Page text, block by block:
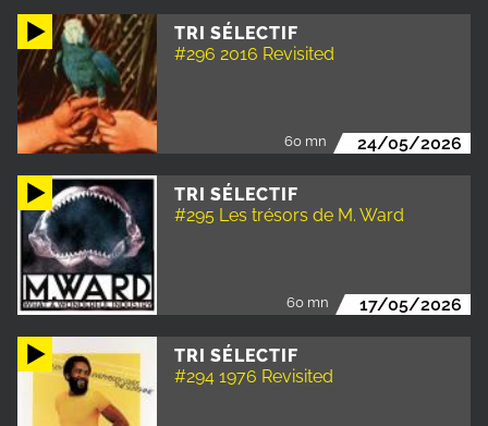
TRI SÉLECTIF
#296 2016 Revisited
60 mn 24/05/2026
TRI SÉLECTIF
#295 Les trésors de M. Ward
60 mn 17/05/2026
TRI SÉLECTIF
#294 1976 Revisited